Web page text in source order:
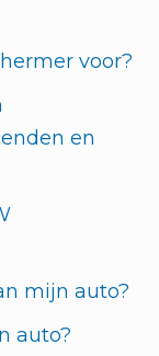
voor?
en
mijn auto?
auto?